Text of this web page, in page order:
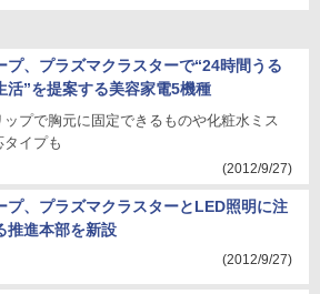
プ、プラズマクラスターで“24時間うる
活”を提案する美容家電5機種
ップで胸元に固定できるものや化粧水ミス
タイプも
(2012/9/27)
プ、プラズマクラスターとLED照明に注
推進本部を新設
(2012/9/27)